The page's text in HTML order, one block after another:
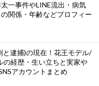
一事件やLINE流出・病気
関係・年齢などプロフィー
と逮捕)の現在！花王モデル/
の経歴・生い立ちと実家や
アカウントまとめ